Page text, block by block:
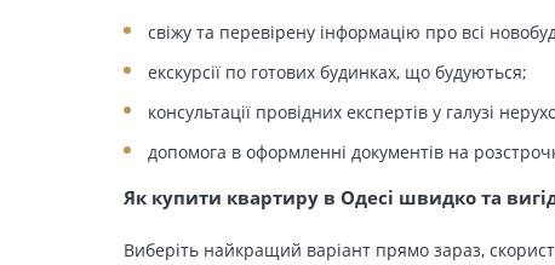
свіжу та перевірену інформацію про всі
екскурсії по готових будинках, що будуються;
консультації провідних експертів у галузі
допомога в оформленні документів на
Як купити квартиру в Одесі швидко та
Виберіть найкращий варіант прямо зараз,